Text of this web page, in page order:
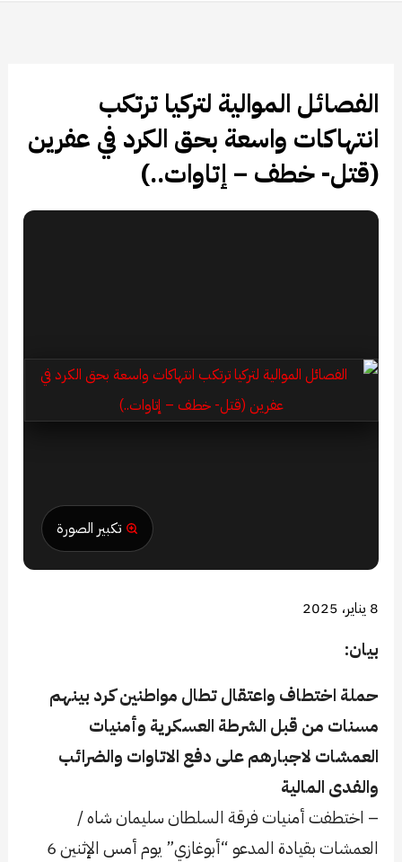
الفصائل الموالية لتركيا ترتكب
انتهاكات واسعة بحق الكرد في عفرين
(قتل- خطف – إتاوات..)
تكبير الصورة
8 يناير، 2025
بيان:
حملة اختطاف واعتقال تطال مواطنين كرد بينهم
مسنات من قبل الشرطة العسكرية وأمنيات
العمشات لاجبارهم على دفع الاتاوات والضرائب
والفدى المالية
– اختطفت أمنيات فرقة السلطان سليمان شاه /
العمشات بقيادة المدعو “أبوغازي” يوم أمس الإثنين 6